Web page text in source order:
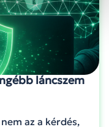
láncszem
az a kérdés,